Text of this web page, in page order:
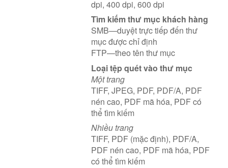
dpi, 400 dpi, 600 dpi
Tìm kiếm thư mục khách hàng
SMB—duyệt trực tiếp đến thư
mục được chỉ định
FTP—theo tên thư mục
Loại tệp quét vào thư mục
Một trang
TIFF, JPEG, PDF, PDF/A, PDF
nén cao, PDF mã hóa, PDF có
thể tìm kiếm
Nhiều trang
TIFF, PDF (mặc định), PDF/A,
PDF nén cao, PDF mã hóa, PDF
có thể tìm kiếm